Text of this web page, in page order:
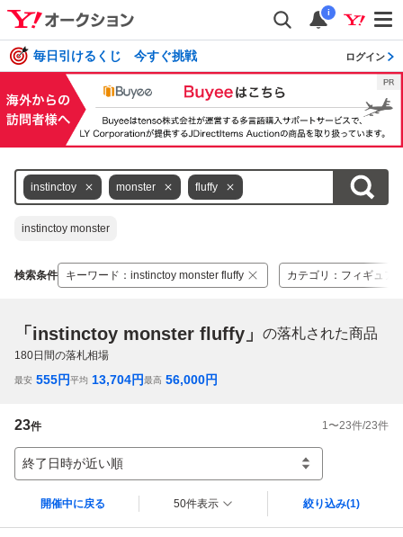
i
毎日引けるくじ 今すぐ挑戦 ログイン
instinctoy monster fluffy
instinctoy monster
検索条件 キーワード ： instinctoy monster fluffy カテゴリ ： フィギュア
「instinctoy monster fluffy」 の落札された商品
180日間の落札相場
最安 555円平均 13,704円最高 56,000円
23件 1 〜23件/23件
終了日時が近い順
開催中に戻る 50件表示 絞り込み(1)